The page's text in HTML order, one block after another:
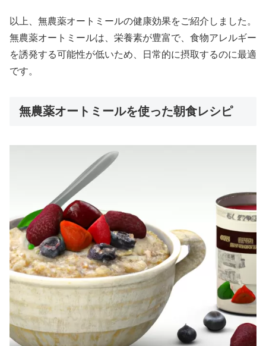
以上、無農薬オートミールの健康効果をご紹介しました。
無農薬オートミールは、栄養素が豊富で、食物アレルギー
を誘発する可能性が低いため、日常的に摂取するのに最適
です。
無農薬オートミールを使った朝食レシピ